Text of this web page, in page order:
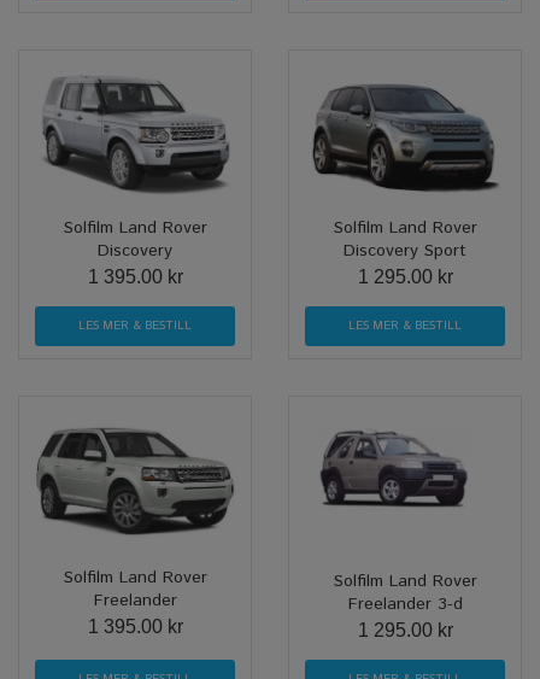
Solfilm Land Rover
Discovery
1 395.00 kr
LES MER & BESTILL
Solfilm Land Rover
Discovery Sport
1 295.00 kr
LES MER & BESTILL
Solfilm Land Rover
Freelander
1 395.00 kr
Solfilm Land Rover
Freelander 3-d
1 295.00 kr